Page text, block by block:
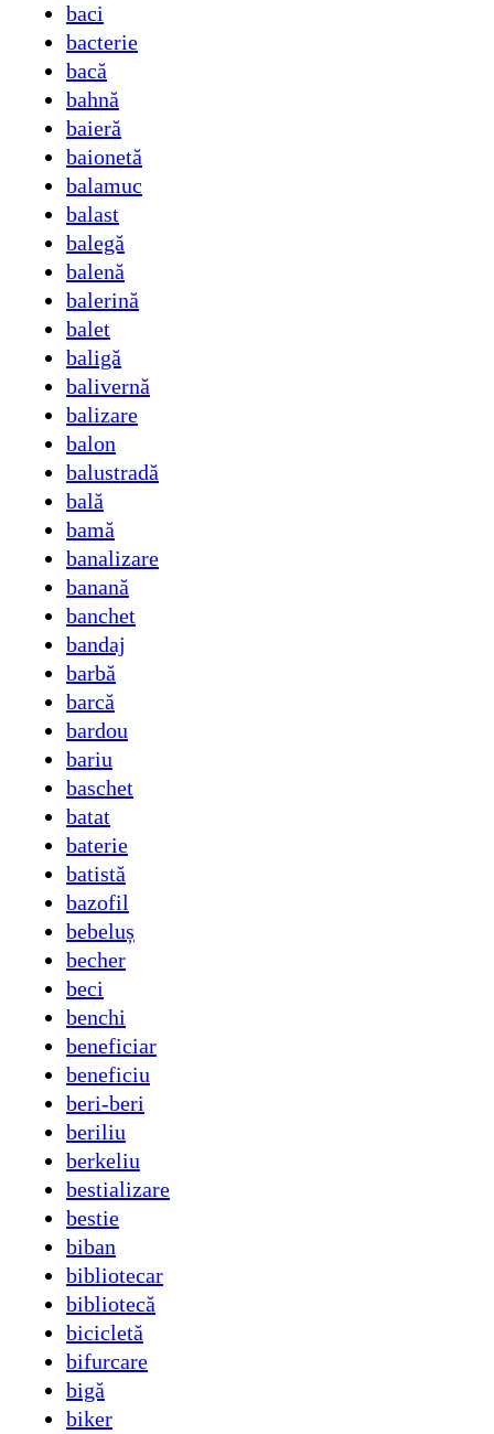
baci
bacterie
bacă
bahnă
baieră
baionetă
balamuc
balast
balegă
balenă
balerină
balet
baligă
balivernă
balizare
balon
balustradă
bală
bamă
banalizare
banană
banchet
bandaj
barbă
barcă
bardou
bariu
baschet
batat
baterie
batistă
bazofil
bebeluș
becher
beci
benchi
beneficiar
beneficiu
beri-beri
beriliu
berkeliu
bestializare
bestie
biban
bibliotecar
bibliotecă
bicicletă
bifurcare
bigă
biker